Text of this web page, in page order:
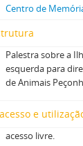
Centro de
Palestra sobre a
esquerda para
de Animais
e
acesso livre.